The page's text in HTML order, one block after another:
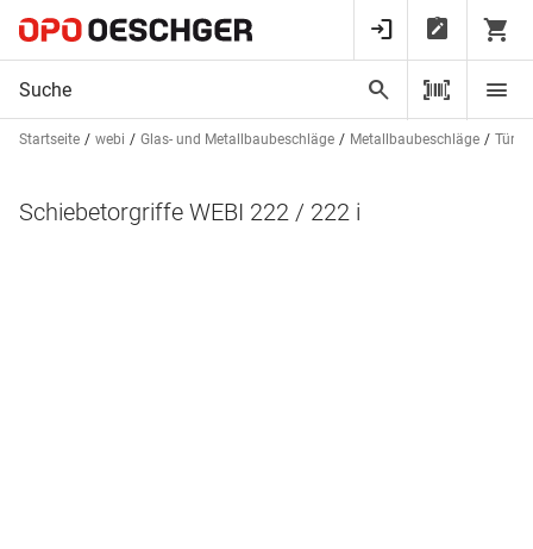
Startseite webi Glas- und Metallbaubeschläge Metallbaubeschläge Tür-
Schiebetorgriffe WEBI 222 / 222 i